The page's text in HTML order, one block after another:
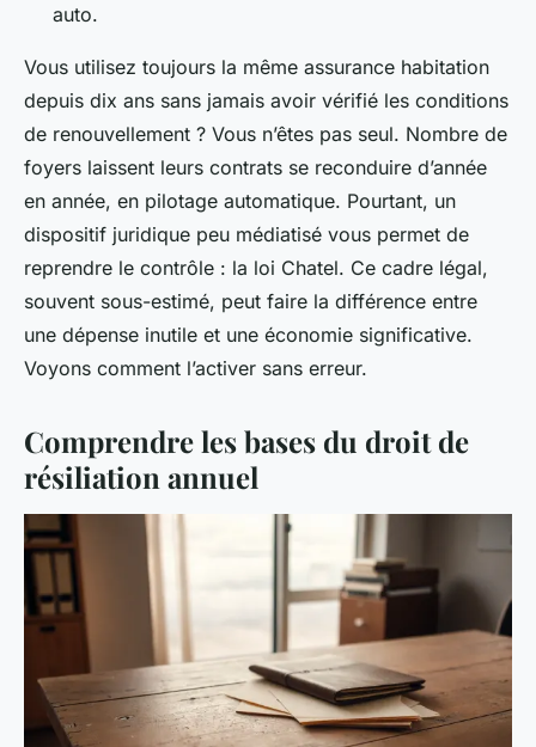
auto.
Vous utilisez toujours la même assurance habitation
depuis dix ans sans jamais avoir vérifié les conditions
de renouvellement ? Vous n’êtes pas seul. Nombre de
foyers laissent leurs contrats se reconduire d’année
en année, en pilotage automatique. Pourtant, un
dispositif juridique peu médiatisé vous permet de
reprendre le contrôle : la loi Chatel. Ce cadre légal,
souvent sous-estimé, peut faire la différence entre
une dépense inutile et une économie significative.
Voyons comment l’activer sans erreur.
Comprendre les bases du droit de
résiliation annuel